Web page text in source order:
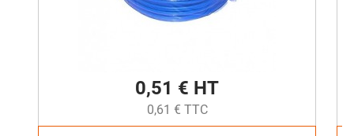
0,51 € HT
0,61 € TTC